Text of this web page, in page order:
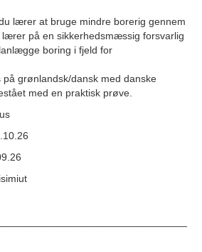
lærer at bruge mindre borerig gennem
lærer på en sikkerhedsmæssig forsvarlig
boring i fjeld for
på grønlandsk/dansk med danske
med en praktisk prøve.